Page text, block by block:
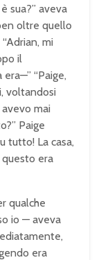
sua?” aveva
oltre quello
mi
il
era—” “Paige,
voltandosi
avevo mai
Paige
tutto! La casa,
questo era
qualche
io — aveva
era